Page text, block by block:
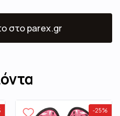
στο parex.gr
-25%